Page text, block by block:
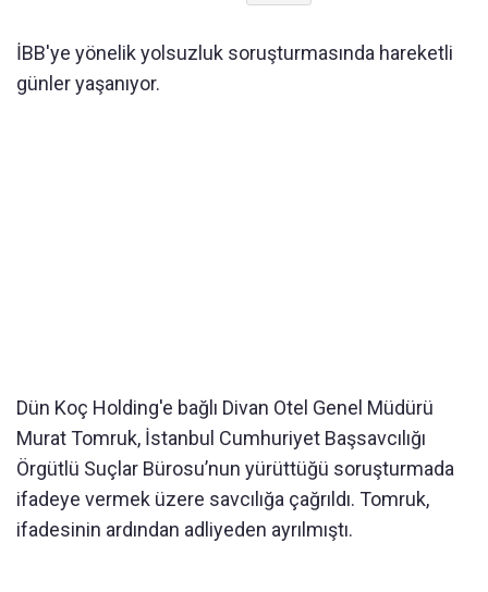
İBB'ye yönelik yolsuzluk soruşturmasında hareketli
günler yaşanıyor.
Dün Koç Holding'e bağlı Divan Otel Genel Müdürü
Murat Tomruk, İstanbul Cumhuriyet Başsavcılığı
Örgütlü Suçlar Bürosu’nun yürüttüğü soruşturmada
ifadeye vermek üzere savcılığa çağrıldı. Tomruk,
ifadesinin ardından adliyeden ayrılmıştı.